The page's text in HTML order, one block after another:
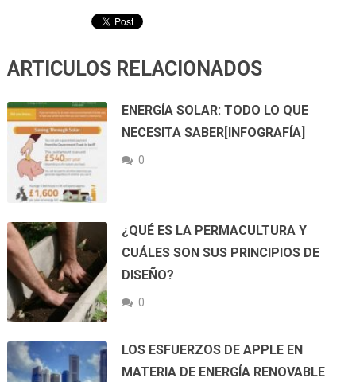
ARTICULOS RELACIONADOS
ENERGÍA SOLAR: TODO LO QUE
NECESITA SABER[INFOGRAFÍA]
0
¿QUÉ ES LA PERMACULTURA Y
CUÁLES SON SUS PRINCIPIOS DE
DISEÑO?
0
LOS ESFUERZOS DE APPLE EN
MATERIA DE ENERGÍA RENOVABLE